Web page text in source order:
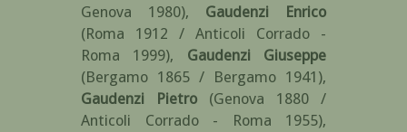
Genova 1980), Gaudenzi Enrico
(Roma 1912 / Anticoli Corrado -
Roma 1999), Gaudenzi Giuseppe
(Bergamo 1865 / Bergamo 1941),
Gaudenzi Pietro
(Genova 1880 /
Anticoli Corrado - Roma 1955),